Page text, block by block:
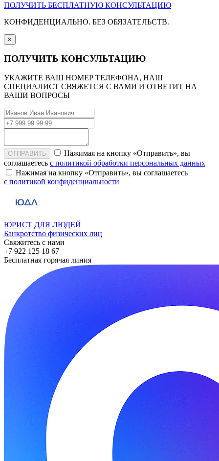
ПОЛУЧИТЬ БЕСПЛАТНУЮ КОНСУЛЬТАЦИЮ
КОНФИДЕНЦИАЛЬНО. БЕЗ ОБЯЗАТЕЛЬСТВ.
×
ПОЛУЧИТЬ КОНСУЛЬТАЦИЮ
УКАЖИТЕ ВАШ НОМЕР ТЕЛЕФОНА, НАШ
СПЕЦИАЛИСТ СВЯЖЕТСЯ С ВАМИ И ОТВЕТИТ НА
ВАШИ ВОПРОСЫ
ОТПРАВИТЬ
Нажимая на кнопку «Отправить», вы
соглашаетесь с политикой обработки персональных данных
Нажимая на кнопку «Отправить», вы соглашаетесь
с политикой конфиденциальности
ЮРИСТ ДЛЯ ЛЮДЕЙ
Банкротство физических лиц
Свяжитесь с нами
+7 922 125 18 67
Бесплатная горячая линия